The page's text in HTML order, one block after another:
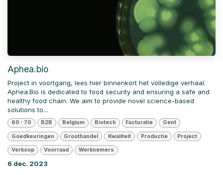
Aphea.bio
Project in voortgang, lees hier binnenkort het volledige verhaal.
Aphea.Bio is dedicated to food security and ensuring a safe and
healthy food chain. We aim to provide novel science-based
solutions to...
60 - 70 B2B Belgium Biotech Facturatie Gent
Goedkeuringen Groothandel Kwaliteit Productie Project
Verkoop Voorraad Werknemers
6 dec. 2023